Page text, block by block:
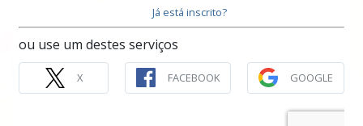
Já está inscrito?
ou use um destes serviços
X FACEBOOK GOOGLE